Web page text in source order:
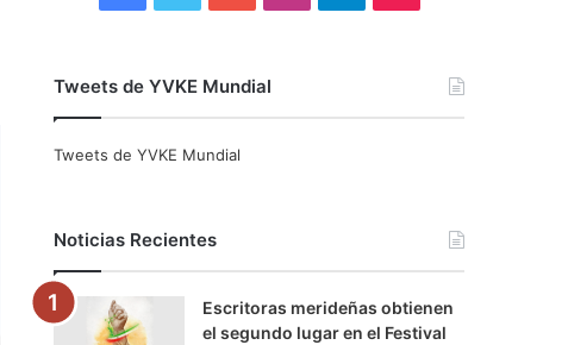
c
o
k
i
r
u
e
r
a
a
m
Tweets de YVKE Mundial
Tweets de YVKE Mundial
Noticias Recientes
Escritoras merideñas obtienen
el segundo lugar en el Festival